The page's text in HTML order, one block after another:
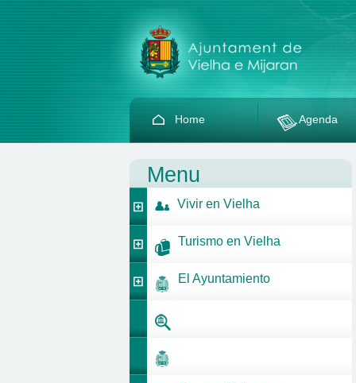
Home Agenda
Menu
Vivir en Vielha
Turismo en Vielha
El Ayuntamiento